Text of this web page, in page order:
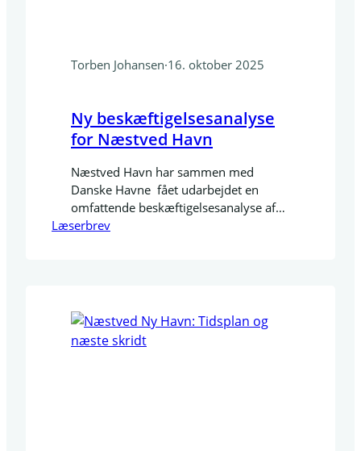
Torben Johansen·16. oktober 2025
Ny beskæftigelsesanalyse
for Næstved Havn
Næstved Havn har sammen med
Danske Havne fået udarbejdet en
omfattende beskæftigelsesanalyse af
Impact Economics og COWI, der
vækst Bred branchemæssig betydning
Fokus på faglærte og diversitet
Aldersfordeling og lokal forankring
Læserbrev